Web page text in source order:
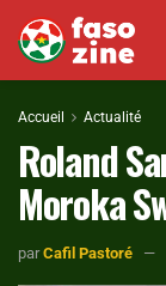
Accueil Actualité
Roland
Moroka
par Cafil Pastoré